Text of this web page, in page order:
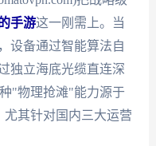
手游这一刚需上。当
设备通过智能算法自
独立海底光缆直连深
"物理抢滩"能力源于
尤其针对国内三大运营